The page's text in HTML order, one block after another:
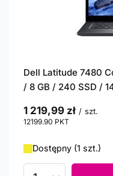
Dell Latitude 7480
/ 8 GB / 240 SSD /
1 219,99 zł / szt.
12199.90 PKT
Dostępny (1 szt.)